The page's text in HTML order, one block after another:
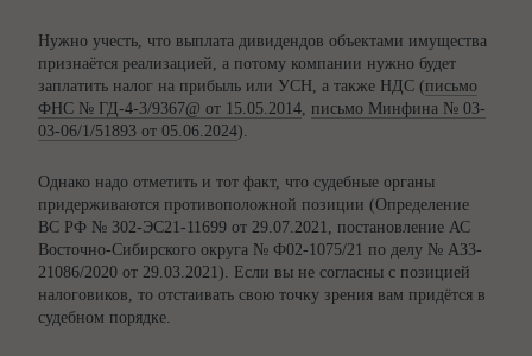
Нужно учесть, что выплата дивидендов объектами имущества
признаётся реализацией, а потому компании нужно будет
заплатить налог на прибыль или УСН, а также НДС (письмо
ФНС № ГД-4-3/9367@ от 15.05.2014, письмо Минфина № 03-
03-06/1/51893 от 05.06.2024).
Однако надо отметить и тот факт, что судебные органы
придерживаются противоположной позиции (Определение
ВС РФ № 302-ЭС21-11699 от 29.07.2021, постановление АС
Восточно-Сибирского округа № Ф02-1075/21 по делу № А33-
21086/2020 от 29.03.2021). Если вы не согласны с позицией
налоговиков, то отстаивать свою точку зрения вам придётся в
судебном порядке.